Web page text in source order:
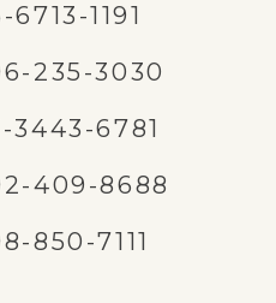
6713-1191
235-3030
3443-6781
409-8688
850-7111